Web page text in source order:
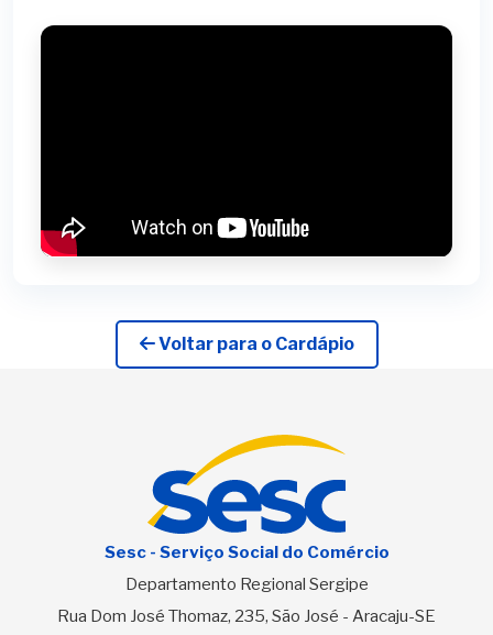
Voltar para o Cardápio
Sesc - Serviço Social do Comércio
Departamento Regional Sergipe
Rua Dom José Thomaz, 235, São José - Aracaju-SE